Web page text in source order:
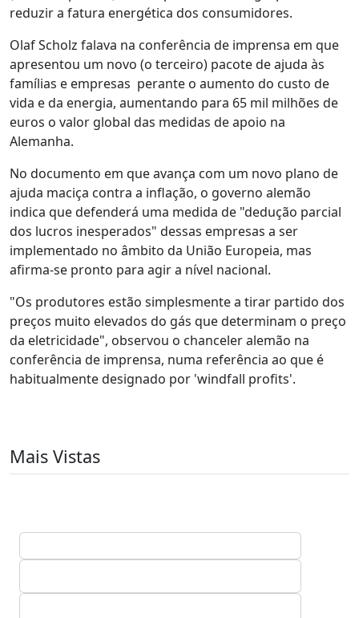
reduzir a fatura energética dos consumidores.
Olaf Scholz falava na conferência de imprensa em que
apresentou um novo (o terceiro) pacote de ajuda às
famílias e empresas perante o aumento do custo de
vida e da energia, aumentando para 65 mil milhões de
euros o valor global das medidas de apoio na
Alemanha.
No documento em que avança com um novo plano de
ajuda maciça contra a inflação, o governo alemão
indica que defenderá uma medida de "dedução parcial
dos lucros inesperados" dessas empresas a ser
implementado no âmbito da União Europeia, mas
afirma-se pronto para agir a nível nacional.
"Os produtores estão simplesmente a tirar partido dos
preços muito elevados do gás que determinam o preço
da eletricidade", observou o chanceler alemão na
conferência de imprensa, numa referência ao que é
habitualmente designado por 'windfall profits'.
Mais Vistas